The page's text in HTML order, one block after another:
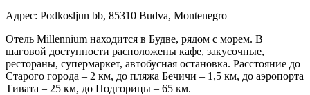
Адрес: Podkosljun bb, 85310 Budva, Montenegro
Отель Millennium находится в Будве, рядом с морем. В
шаговой доступности расположены кафе, закусочные,
рестораны, супермаркет, автобусная остановка. Расстояние до
Старого города – 2 км, до пляжа Бечичи – 1,5 км, до аэропорта
Тивата – 25 км, до Подгорицы – 65 км.